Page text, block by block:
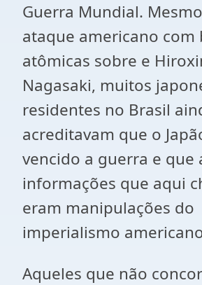
Guerra Mundial.
ataque americano com
atômicas sobre e
Nagasaki, muitos
residentes no Brasil
acreditavam que o
vencido a guerra e que
informações que aqui
eram manipulações do
imperialismo
Aqueles que não